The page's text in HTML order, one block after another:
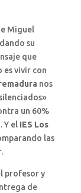
Miguel
su
que
es vivir con
nos
un 60%
Y el IES Los
las
profesor y
de